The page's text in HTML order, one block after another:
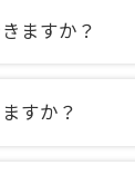
ますか？
すか？